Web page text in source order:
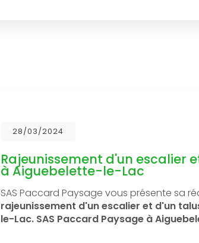
28/03/2024
Rajeunissement d'un escalier
à Aiguebelette-le-Lac
SAS Paccard Paysage vous présente sa
rajeunissement d'un escalier et d'un
le-Lac. SAS Paccard Paysage à